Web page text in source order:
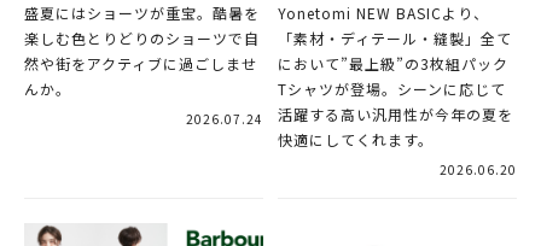
盛夏にはショーツが重宝。酷暑を
楽しむ色とりどりのショーツで自
然や街をアクティブに過ごしませ
んか。
2026.07.24
Yonetomi NEW BASICより、
「素材・ディテール・縫製」全て
において”最上級”の3枚組パック
Tシャツが登場。シーンに応じて
活躍する高い汎用性が今年の夏を
快適にしてくれます。
2026.06.20